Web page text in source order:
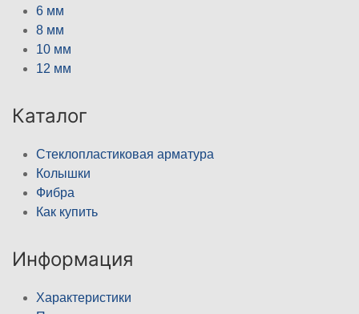
6 мм
8 мм
10 мм
12 мм
Каталог
Стеклопластиковая арматура
Колышки
Фибра
Как купить
Информация
Характеристики